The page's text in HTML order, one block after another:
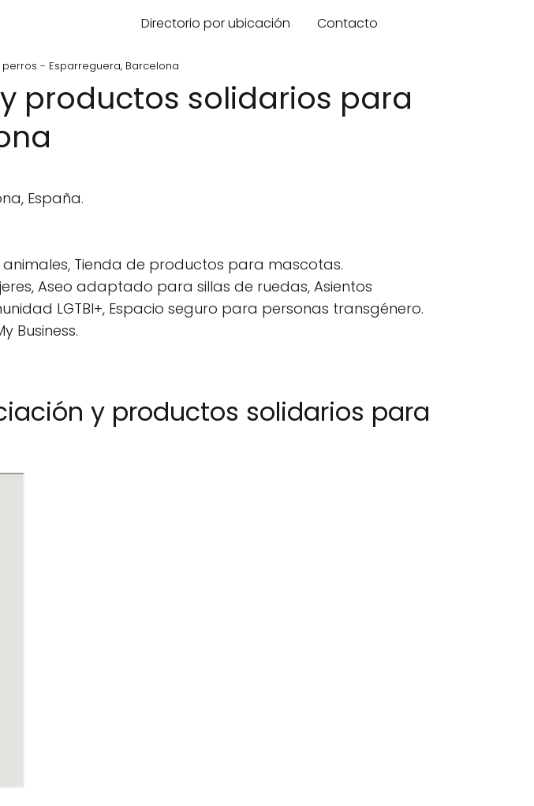
Directorio por ubicación Contacto
- Esparreguera, Barcelona
productos solidarios para
España.
Tienda de productos para mascotas.
Aseo adaptado para sillas de ruedas, Asientos
LGTBI+, Espacio seguro para personas transgénero.
Business.
y productos solidarios para